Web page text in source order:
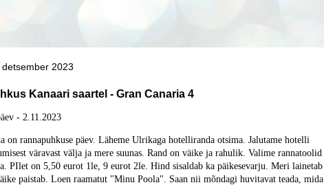
detsember 2023
Kanaari saartel - Gran Canaria 4
- 2.11.2023
on rannapuhkuse päev. Läheme Ulrikaga hotelliranda otsima. Jalutame hotelli
väravast välja ja mere suunas. Rand on väike ja rahulik. Valime rannatoolid
PIlet on 5,50 eurot 1le, 9 eurot 2le. Hind sisaldab ka päikesevarju. Meri lainetab
paistab. Loen raamatut "Minu Poola". Saan nii mõndagi huvitavat teada, mida